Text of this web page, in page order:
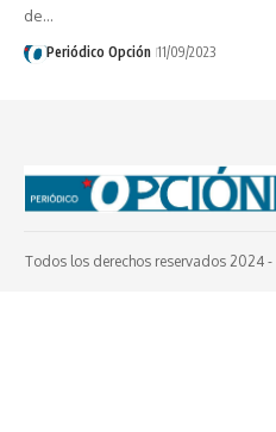
de…
Periódico Opción 11/09/2023
Todos los derechos reservados 2024 -